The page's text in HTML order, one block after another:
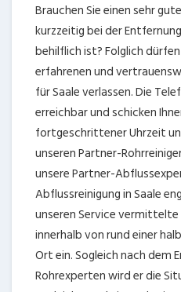
Brauchen Sie einen sehr
kurzzeitig bei der
behilflich ist? Folglich
erfahrenen und
für Saale verlassen. Die
erreichbar und schicken
fortgeschrittener Uhrzeit
unseren Partner-
unsere Partner-
Abflussreinigung in Saale
unseren Service
innerhalb von rund einer
Ort ein. Sogleich nach dem
Rohrexperten wird er die